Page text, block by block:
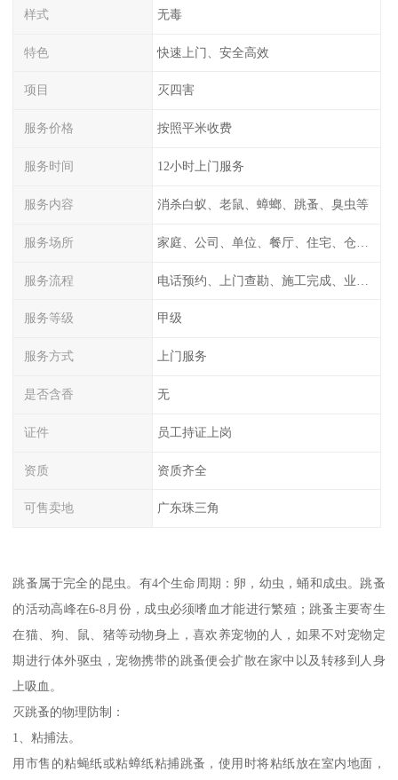
样式 无毒
特色 快速上门、安全高效
项目 灭四害
服务价格 按照平米收费
服务时间 12小时上门服务
服务内容 消杀白蚁、老鼠、蟑螂、跳蚤、臭虫等
服务场所
服务流程
服务等级 甲级
服务方式 上门服务
是否含香 无
证件 员工持证上岗
资质 资质齐全
可售卖地 广东珠三角
跳蚤属于完全的昆虫。有4个生命周期：卵，幼虫，蛹和成虫。跳蚤
的活动高峰在6-8月份，成虫必须嗜血才能进行繁殖；跳蚤主要寄生
在猫、狗、鼠、猪等动物身上，喜欢养宠物的人，如果不对宠物定
期进行体外驱虫，宠物携带的跳蚤便会扩散在家中以及转移到人身
上吸血。
灭跳蚤的物理防制：
1、粘捕法。
用市售的粘蝇纸或粘蟑纸粘捕跳蚤，使用时将粘纸放在室内地面，